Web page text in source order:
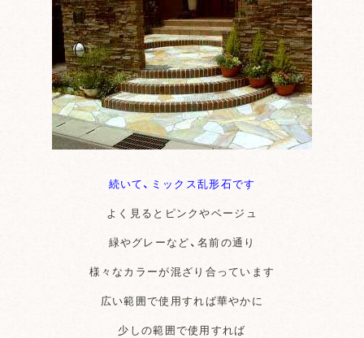
続いて、ミックス乱形石です
よく見るとピンクやベージュ
緑やグレーなど、名前の通り
様々なカラーが混ざり合っています
広い範囲で使用すれば華やかに
少しの範囲で使用すれば